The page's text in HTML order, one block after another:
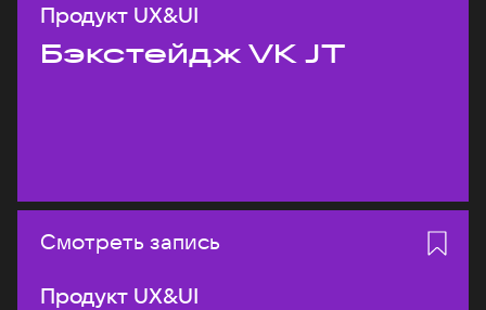
Продукт UX&UI
Бэкстейдж VK JT
Смотреть запись
Продукт UX&UI